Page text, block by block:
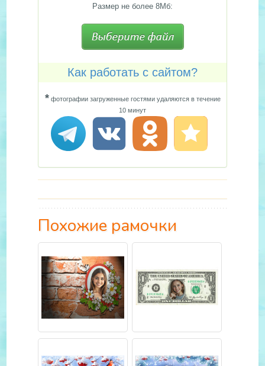
Размер не более 8Мб:
Как работать с сайтом?
*фотографии загруженные гостями удаляются в течение
10 минут
Похожие рамочки